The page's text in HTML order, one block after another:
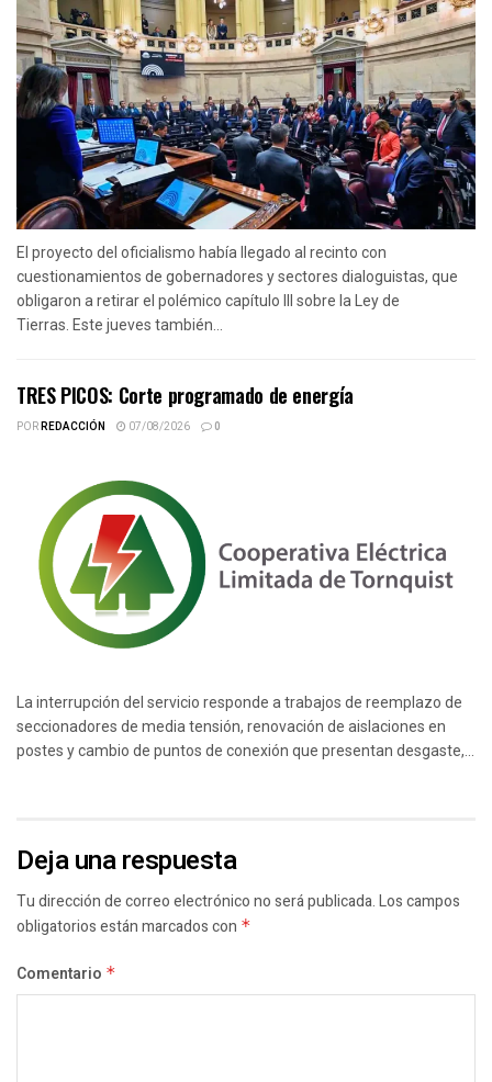
El proyecto del oficialismo había llegado al recinto con
cuestionamientos de gobernadores y sectores dialoguistas, que
obligaron a retirar el polémico capítulo III sobre la Ley de
Tierras. Este jueves también...
TRES PICOS: Corte programado de energía
PORREDACCIÓN 07/08/2026 0
La interrupción del servicio responde a trabajos de reemplazo de
seccionadores de media tensión, renovación de aislaciones en
postes y cambio de puntos de conexión que presentan desgaste,...
Deja una respuesta
Tu dirección de correo electrónico no será publicada.Los campos
obligatorios están marcados con *
Comentario *